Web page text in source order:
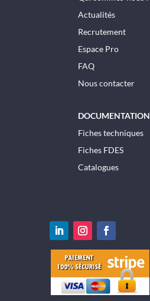
Actualités
Recrutement
Espace Pro
FAQ
Nous contacter
DOCUMENTATION
Fiches techniques
Fiches FDES
Catalogues